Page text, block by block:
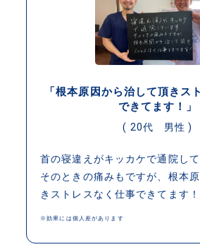
「根本原因から治して頂きス
できてます！」
( 20代 男性 )
首の寝違えがキッカケで通院して
そのときの痛みもですが、根本
きストレスなく仕事できてます！
※効果には個人差があります